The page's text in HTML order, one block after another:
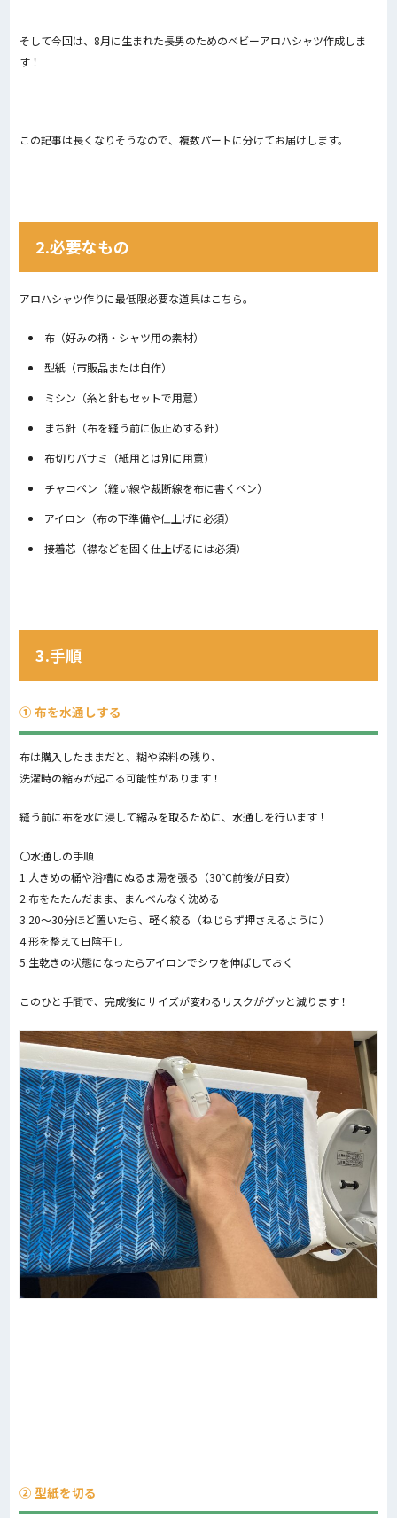
そして今回は、8月に生まれた長男のためのベビーアロハシャツ作成しま
す！
この記事は長くなりそうなので、複数パートに分けてお届けします。
2.必要なもの
アロハシャツ作りに最低限必要な道具はこちら。
布（好みの柄・シャツ用の素材）
型紙（市販品または自作）
ミシン（糸と針もセットで用意）
まち針（布を縫う前に仮止めする針）
布切りバサミ（紙用とは別に用意）
チャコペン（縫い線や裁断線を布に書くペン）
アイロン（布の下準備や仕上げに必須）
接着芯（襟などを固く仕上げるには必須）
3.手順
① 布を水通しする
布は購入したままだと、糊や染料の残り、
洗濯時の縮みが起こる可能性があります！
縫う前に布を水に浸して縮みを取るために、水通しを行います！
〇水通しの手順
1.大きめの桶や浴槽にぬるま湯を張る（30℃前後が目安）
2.布をたたんだまま、まんべんなく沈める
3.20〜30分ほど置いたら、軽く絞る（ねじらず押さえるように）
4.形を整えて日陰干し
5.生乾きの状態になったらアイロンでシワを伸ばしておく
このひと手間で、 完成後にサイズが変わるリスクがグッと減ります！
② 型紙を切る